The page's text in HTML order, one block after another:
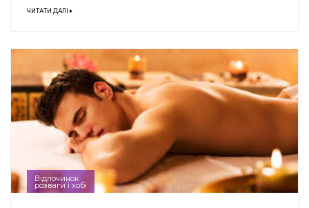
ЧИТАТИ ДАЛІ
Відпочинок
розваги і хобі